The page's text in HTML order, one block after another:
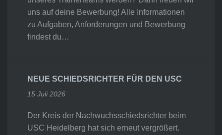
uns auf deine Bewerbung! Alle Informationen
zu Aufgaben, Anforderungen und Bewerbung
findest du…
NEUE SCHIEDSRICHTER FÜR DEN USC
15 Juli 2026
Der Kreis der Nachwuchsschiedsrichter beim
USC Heidelberg hat sich erneut vergrößert.